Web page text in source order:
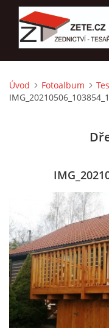
ÚVOD
KONTAKTY
3D VIZUALIZACE
Úvod Fotoalbum